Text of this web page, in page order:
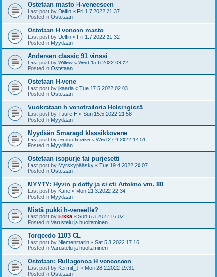
Ostetaan masto H-veneeseen
Last post by Delfin « Fri 1.7.2022 21.37
Posted in Ostetaan
Ostetaan H-veneen masto
Last post by Delfin « Fri 1.7.2022 21.32
Posted in Myydään
Andersen classic 91 vinssi
Last post by Willew « Wed 15.6.2022 09.22
Posted in Ostetaan
Ostetaan H-vene
Last post by jkaaria « Tue 17.5.2022 02.03
Posted in Ostetaan
Vuokrataan h-venetraileria Helsingissä
Last post by Tuure H « Sun 15.5.2022 21.58
Posted in Myydään
Myydään Smaragd klassikkovene
Last post by remonttimake « Wed 27.4.2022 14.51
Posted in Myydään
Ostetaan isopurje tai purjesetti
Last post by Myrskypääsky « Tue 19.4.2022 20.07
Posted in Ostetaan
MYYTY: Hyvin pidetty ja siisti Artekno vm. 80
Last post by Kane « Mon 21.3.2022 22.34
Posted in Myydään
Mistä pukki h-veneelle?
Last post by Erkka « Sun 6.3.2022 16.02
Posted in Varustelu ja huoltaminen
Torqeedo 1103 CL
Last post by Niemenmarin « Sat 5.3.2022 17.16
Posted in Varustelu ja huoltaminen
Ostetaan: Rullagenoa H-veneeseen
Last post by Kermit_J « Mon 28.2.2022 19.31
Posted in Ostetaan